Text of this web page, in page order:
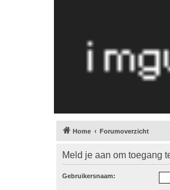
Home Forumoverzicht
Meld je aan om toegang
Gebruikersnaam: